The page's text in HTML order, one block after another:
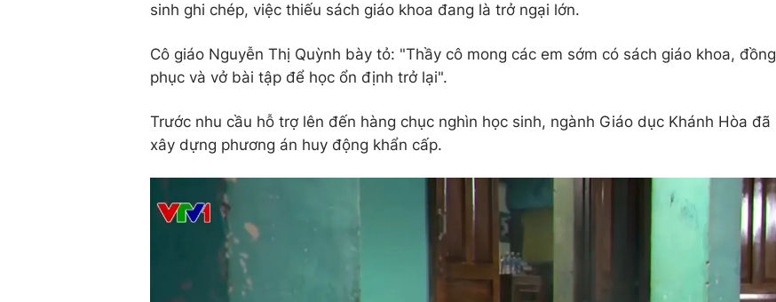
sinh ghi chép, việc thiếu sách giáo khoa đang là trở ngại lớn.
Cô giáo Nguyễn Thị Quỳnh bày tỏ: "Thầy cô mong các em sớm có sách giáo khoa, đồng
phục và vở bài tập để học ổn định trở lại".
Trước nhu cầu hỗ trợ lên đến hàng chục nghìn học sinh, ngành Giáo dục Khánh Hòa đã
xây dựng phương án huy động khẩn cấp.